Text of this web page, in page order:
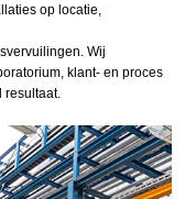
op locatie,
Wij
klant- en proces
resultaat.